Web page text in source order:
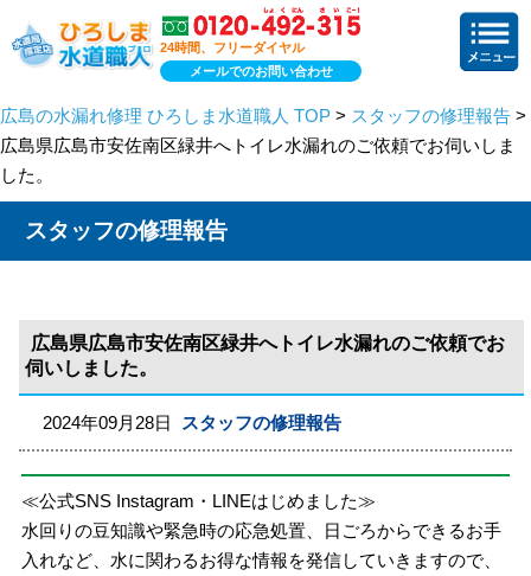
24時間、フリーダイヤル
メールでのお問い合わせ
広島の水漏れ修理 ひろしま水道職人 TOP > スタッフの修理報告 >
広島県広島市安佐南区緑井へトイレ水漏れのご依頼でお伺いしま
した。
スタッフの修理報告
広島県広島市安佐南区緑井へトイレ水漏れのご依頼でお
伺いしました。
2024年09月28日 スタッフの修理報告
≪公式SNS Instagram・LINEはじめました≫
水回りの豆知識や緊急時の応急処置、日ごろからできるお手
入れなど、水に関わるお得な情報を発信していきますので、